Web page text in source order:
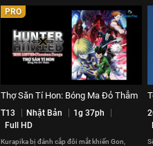
PRO
Thợ Săn Tí Hon: Bóng Ma Đỏ Thẫm
T13 Nhật Bản
1g 37ph
Full HD
Kurapika bị đánh cắp đôi mắt khiến Gon,